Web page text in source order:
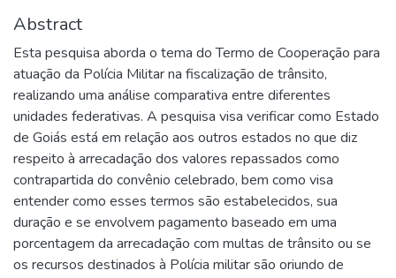
Abstract
Esta pesquisa aborda o tema do Termo de Cooperação para
atuação da Polícia Militar na fiscalização de trânsito,
realizando uma análise comparativa entre diferentes
unidades federativas. A pesquisa visa verificar como Estado
de Goiás está em relação aos outros estados no que diz
respeito à arrecadação dos valores repassados como
contrapartida do convênio celebrado, bem como visa
entender como esses termos são estabelecidos, sua
duração e se envolvem pagamento baseado em uma
porcentagem da arrecadação com multas de trânsito ou se
os recursos destinados à Polícia militar são oriundo de